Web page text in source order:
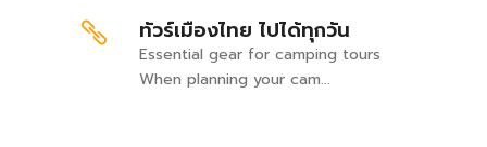
ทัวร์เมืองไทย ไปได้ทุกวัน
Essential gear for camping tours
When planning your cam...